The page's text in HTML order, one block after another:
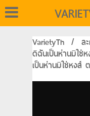
VarietyTh / ล
ดิฉันเป็นห่านมิใช่
เป็นห่านมิใช่หงส์